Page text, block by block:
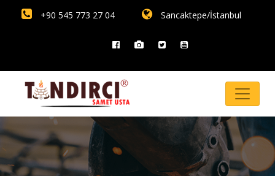
+90 545 773 27 04 Sancaktepe/İstanbul